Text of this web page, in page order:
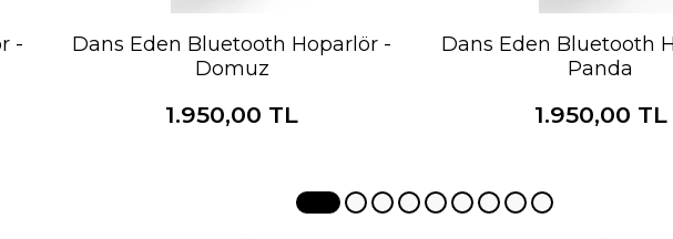
-
Dans Eden Bluetooth Hoparlör -
Domuz
1.950,00 TL
Dans Eden Bluetooth
Panda
1.950,00 TL